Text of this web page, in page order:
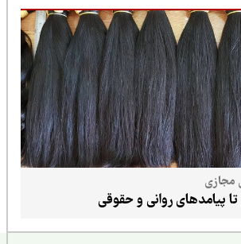
روانی و حقوقی